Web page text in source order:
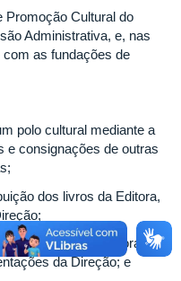
Promoção Cultural do
Administrativa, e, nas
as fundações de
polo cultural mediante a
e consignações de outras
dos livros da Editora,
de livros de editoras
da Direção; e